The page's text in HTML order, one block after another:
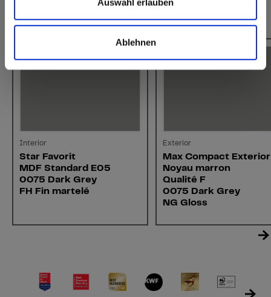
Auswahl erlauben
Ablehnen
Cela pourrait aussi vous intéresser
Interior
Star Favorit
MDF Standard E05
0075 Dark Grey
FH Fin martelé
Exterior
Max Compact Exterior
Noyau marron
Qualité F
0075 Dark Grey
NG Gloss